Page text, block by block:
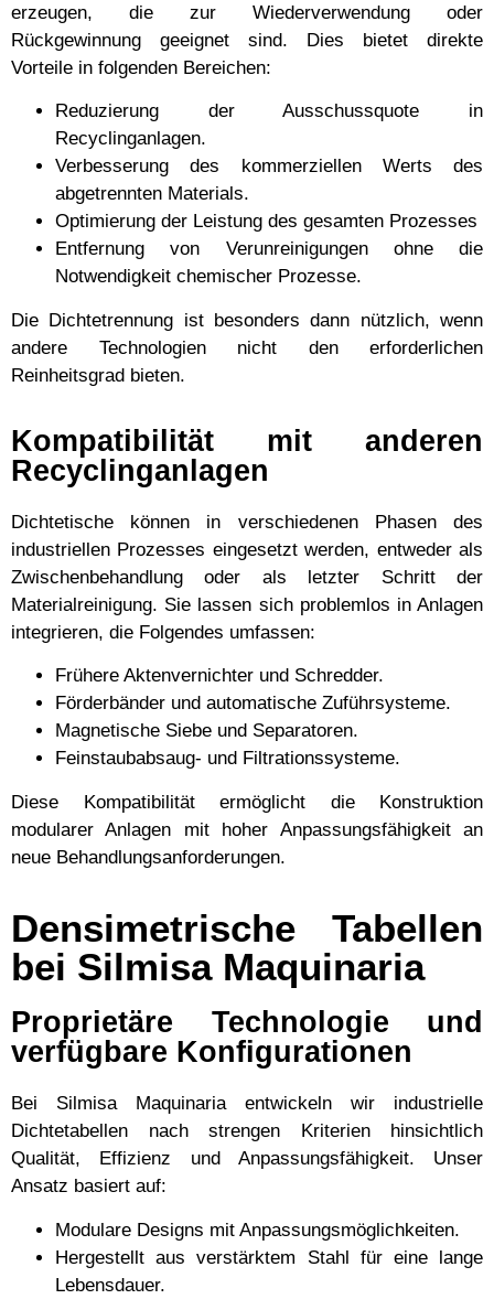
erzeugen, die zur Wiederverwendung oder
Rückgewinnung geeignet sind. Dies bietet direkte
Vorteile in folgenden Bereichen:
Reduzierung der Ausschussquote in
Recyclinganlagen.
Verbesserung des kommerziellen Werts des
abgetrennten Materials.
Optimierung der Leistung des gesamten Prozesses
Entfernung von Verunreinigungen ohne die
Notwendigkeit chemischer Prozesse.
Die Dichtetrennung ist besonders dann nützlich, wenn
andere Technologien nicht den erforderlichen
Reinheitsgrad bieten.
Kompatibilität mit anderen
Recyclinganlagen
Dichtetische können in verschiedenen Phasen des
industriellen Prozesses eingesetzt werden, entweder als
Zwischenbehandlung oder als letzter Schritt der
Materialreinigung. Sie lassen sich problemlos in Anlagen
integrieren, die Folgendes umfassen:
Frühere Aktenvernichter und Schredder.
Förderbänder und automatische Zuführsysteme.
Magnetische Siebe und Separatoren.
Feinstaubabsaug- und Filtrationssysteme.
Diese Kompatibilität ermöglicht die Konstruktion
modularer Anlagen mit hoher Anpassungsfähigkeit an
neue Behandlungsanforderungen.
Densimetrische Tabellen
bei Silmisa Maquinaria
Proprietäre Technologie und
verfügbare Konfigurationen
Bei Silmisa Maquinaria entwickeln wir industrielle
Dichtetabellen nach strengen Kriterien hinsichtlich
Qualität, Effizienz und Anpassungsfähigkeit. Unser
Ansatz basiert auf:
Modulare Designs mit Anpassungsmöglichkeiten.
Hergestellt aus verstärktem Stahl für eine lange
Lebensdauer.